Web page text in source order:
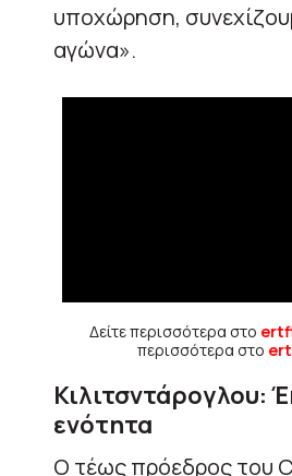
υποχώρηση,
αγώνα».
Δείτε περισσότερα στο
περισσότερα στο
Κιλιτσντάρογλου:
ενότητα
Ο τέως πρόεδρος του